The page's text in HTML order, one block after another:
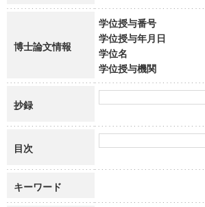
博士論文情報
学位授与番号
学位授与年月日
学位名
学位授与機関
抄録
目次
キーワード